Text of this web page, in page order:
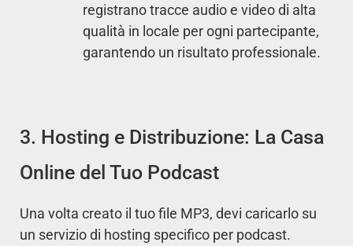
registrano tracce audio e video di alta
qualità in locale per ogni partecipante,
garantendo un risultato professionale.
3. Hosting e Distribuzione: La Casa
Online del Tuo Podcast
Una volta creato il tuo file MP3, devi caricarlo su
un servizio di hosting specifico per podcast.